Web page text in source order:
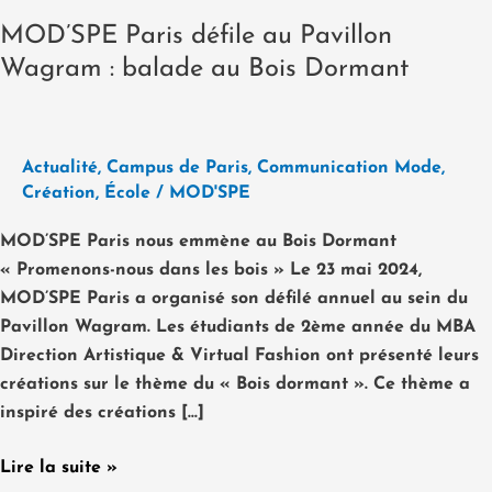
MOD’SPE Paris défile au Pavillon
Wagram : balade au Bois Dormant
Actualité, Campus de Paris, Communication Mode,
Création, École / MOD'SPE
MOD’SPE Paris nous emmène au Bois Dormant
« Promenons-nous dans les bois » Le 23 mai 2024,
MOD’SPE Paris a organisé son défilé annuel au sein du
Pavillon Wagram. Les étudiants de 2ème année du MBA
Direction Artistique & Virtual Fashion ont présenté leurs
créations sur le thème du « Bois dormant ». Ce thème a
inspiré des créations […]
Lire la suite »